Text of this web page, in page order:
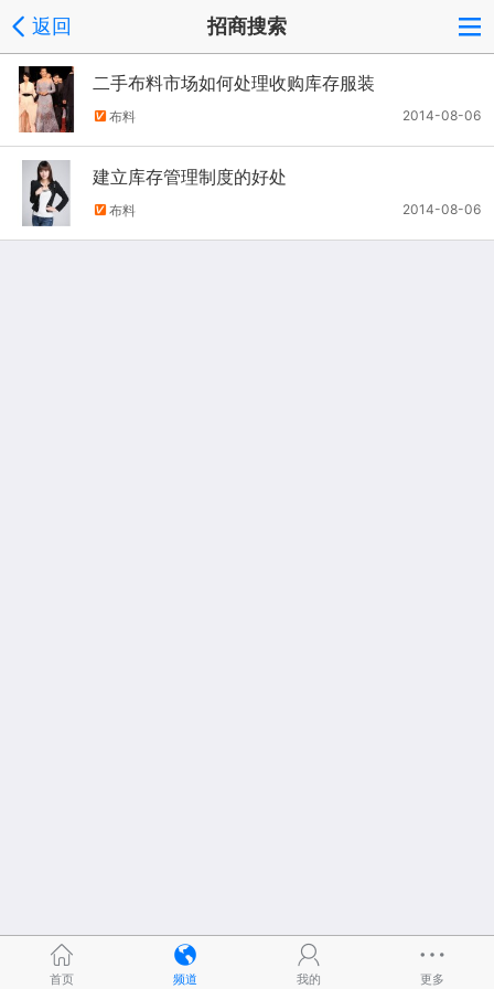
返回 招商搜索
二手布料市场如何处理收购库存服装
2014-08-06
布料
建立库存管理制度的好处
2014-08-06
布料
首页 频道 我的 更多